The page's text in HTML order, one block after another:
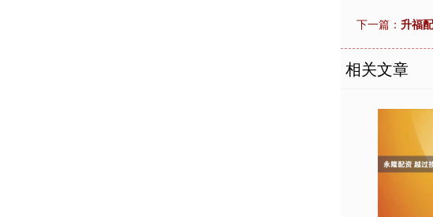
下一篇： 升福
相关文章